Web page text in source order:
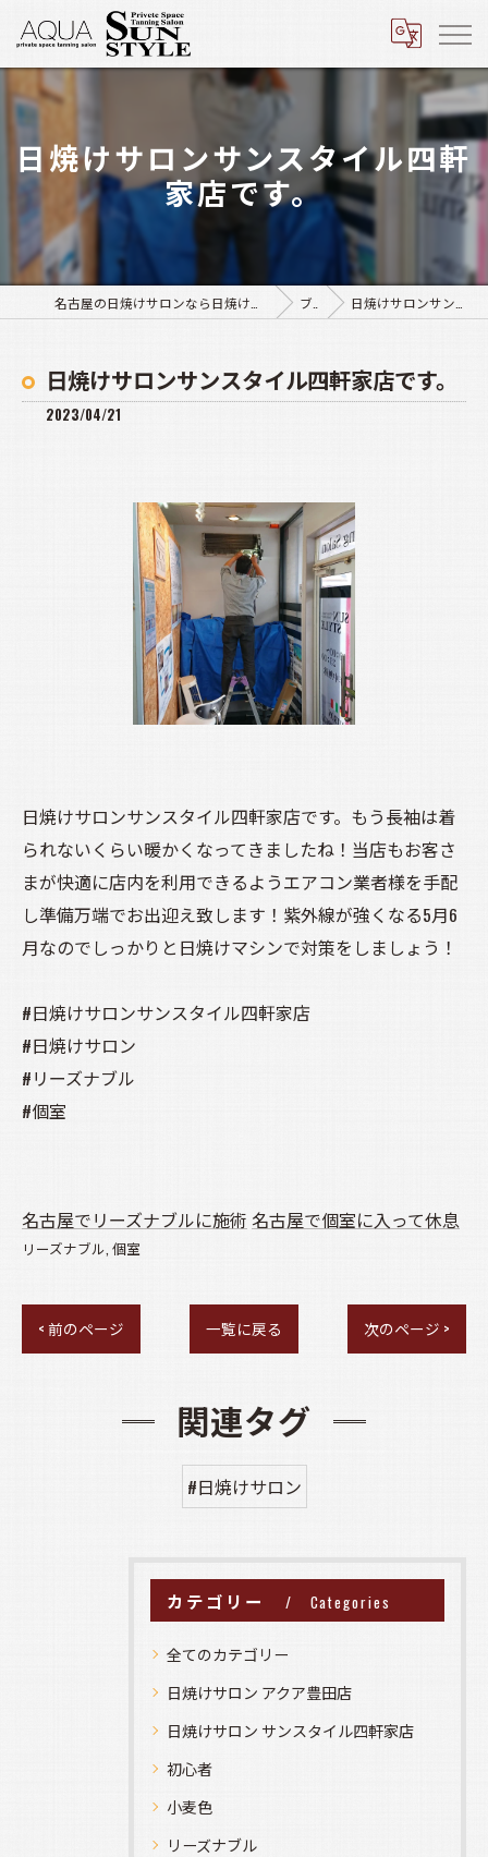
日焼けサロンサンスタイル四軒
家店です。
ブログ 日焼けサロンサンスタイル四軒家店です。
日焼けサロンサンスタイル四軒家店です。
2023/04/21
日焼けサロンサンスタイル四軒家店です。もう長袖は着
られないくらい暖かくなってきましたね！当店もお客さ
まが快適に店内を利用できるようエアコン業者様を手配
し準備万端でお出迎え致します！紫外線が強くなる5月6
月なのでしっかりと日焼けマシンで対策をしましょう！
#日焼けサロンサンスタイル四軒家店
#日焼けサロン
#リーズナブル
#個室
名古屋でリーズナブルに施術 名古屋で個室に入って休息
リーズナブル 個室
< 前のページ 一覧に戻る 次のページ >
関連タグ
#日焼けサロン
カテゴリー Categories
全てのカテゴリー
日焼けサロン アクア豊田店
日焼けサロン サンスタイル四軒家店
初心者
小麦色
リーズナブル